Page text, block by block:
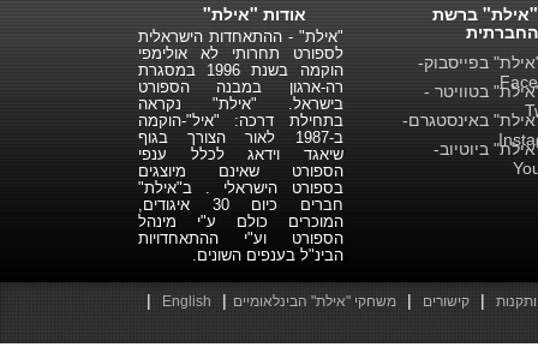
אודות "אילת"
"אילת" - ההתאחדות הישראלית
לספורט תחרותי לא אולימפי
הוקמה בשנת 1996 במסגרת
רה-ארגון במבנה הספורט
בישראל. "אילת" נקראה
בתחילת דרכה: "איל"-הוקמה
ב-1987 לאור הצורך בגוף
שיאגד וידאג לכלל ענפי
הספורט שאינם מיוצגים
בספורט הישראלי . ב"אילת"
חברים כיום 30 איגודים,
המוכרים כולם ע"י מינהל
הספורט וע"י ההתאחדויות
הבינ"ל בענפים השונים.
"אילת" ברשת
החברתית
בפייסבוק-
בטוויטר -
באינסטגרם-
ביוטיוב-
| קישורים | משחקי "אילת" הבינלאומיים |
English
|